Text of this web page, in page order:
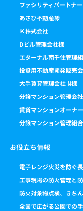
ファシリティパートナ
あさひ不動産様
Ｋ株式会社
Dビル管理会社様
エターナル南千住管理
投資用不動産開発販売
大手賃貸管理会社 N様
分譲マンション管理会
賃貸マンションオーナ
分譲マンション管理組
お役立ち情報
電子レンジ火災を防ぐ
工事現場の防火管理と
防火対象物点検、きち
全国で広がる公園での